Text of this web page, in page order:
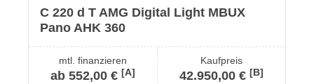
C 220 d T AMG Digital Light MBUX
Pano AHK 360
mtl. finanzieren
ab 552,00 € [A]
Kaufpreis
42.950,00 € [B]